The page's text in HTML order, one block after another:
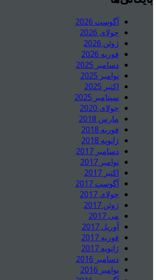
آگوست 2026
جولای 2026
ژوئن 2026
فوریه 2026
دسامبر 2025
نوامبر 2025
اکتبر 2025
سپتامبر 2025
جولای 2020
مارس 2018
فوریه 2018
ژانویه 2018
دسامبر 2017
نوامبر 2017
اکتبر 2017
آگوست 2017
جولای 2017
ژوئن 2017
می 2017
آوریل 2017
فوریه 2017
ژانویه 2017
دسامبر 2016
نوامبر 2016